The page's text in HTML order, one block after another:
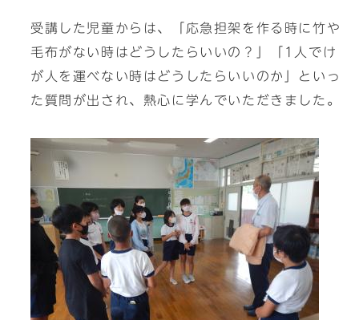
受講した児童からは、「応急担架を作る時に竹や
毛布がない時はどうしたらいいの？」「1人でけ
が人を運べない時はどうしたらいいのか」といっ
た質問が出され、熱心に学んでいただきました。